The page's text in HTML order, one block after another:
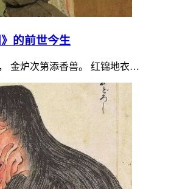
》的前世今生
金炉次第添香兽。 红锦地衣…